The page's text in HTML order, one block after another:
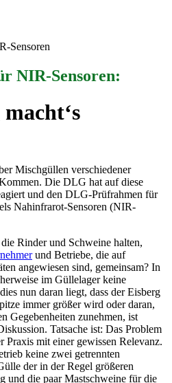
Sensoren
NIR-Sensoren:
Mischgüllen verschiedener
Die DLG hat auf diese
und den DLG-Prüfrahmen für
Nahinfrarot-Sensoren (NIR-
Rinder und Schweine halten,
und Betriebe, die auf
angewiesen sind, gemeinsam? In
im Güllelager keine
nun daran liegt, dass der Eisberg
immer größer wird oder daran,
Gegebenheiten zunehmen, ist
Tatsache ist: Das Problem
mit einer gewissen Relevanz.
keine zwei getrennten
der in der Regel größeren
und die paar Mastschweine für die